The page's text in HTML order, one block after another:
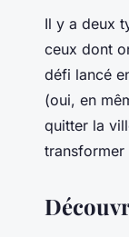
Il y a deux
ceux dont
défi lancé
(oui, en
quitter la
transformer